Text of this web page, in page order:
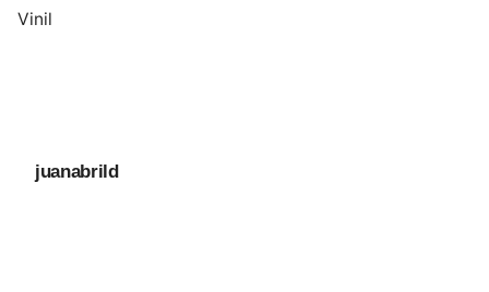
Vinil
juanabrild